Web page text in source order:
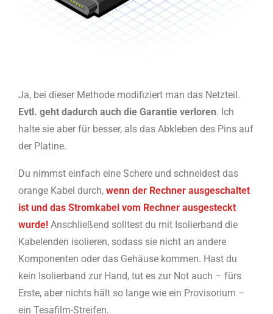
Ja, bei dieser Methode modifiziert man das Netzteil.
Evtl. geht dadurch auch die Garantie verloren. Ich
halte sie aber für besser, als das Abkleben des Pins auf
der Platine.
Du nimmst einfach eine Schere und schneidest das
orange Kabel durch, wenn der Rechner ausgeschaltet
ist und das Stromkabel vom Rechner ausgesteckt
wurde! Anschließend solltest du mit Isolierband die
Kabelenden isolieren, sodass sie nicht an andere
Komponenten oder das Gehäuse kommen. Hast du
kein Isolierband zur Hand, tut es zur Not auch – fürs
Erste, aber nichts hält so lange wie ein Provisorium –
ein Tesafilm-Streifen.